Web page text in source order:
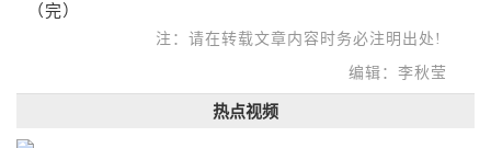
（完）
注：请在转载文章内容时务必注明出处!
编辑：李秋莹
热点视频